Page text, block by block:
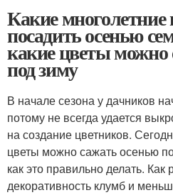
Какие
посадить осенью
какие цветы можно
под зиму
В начале сезона у дачников
потому не всегда удается
на создание цветников.
цветы можно сажать осенью
как это правильно делать.
декоративность клумб и